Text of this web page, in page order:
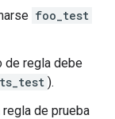
foo_test
de regla debe
).
de prueba